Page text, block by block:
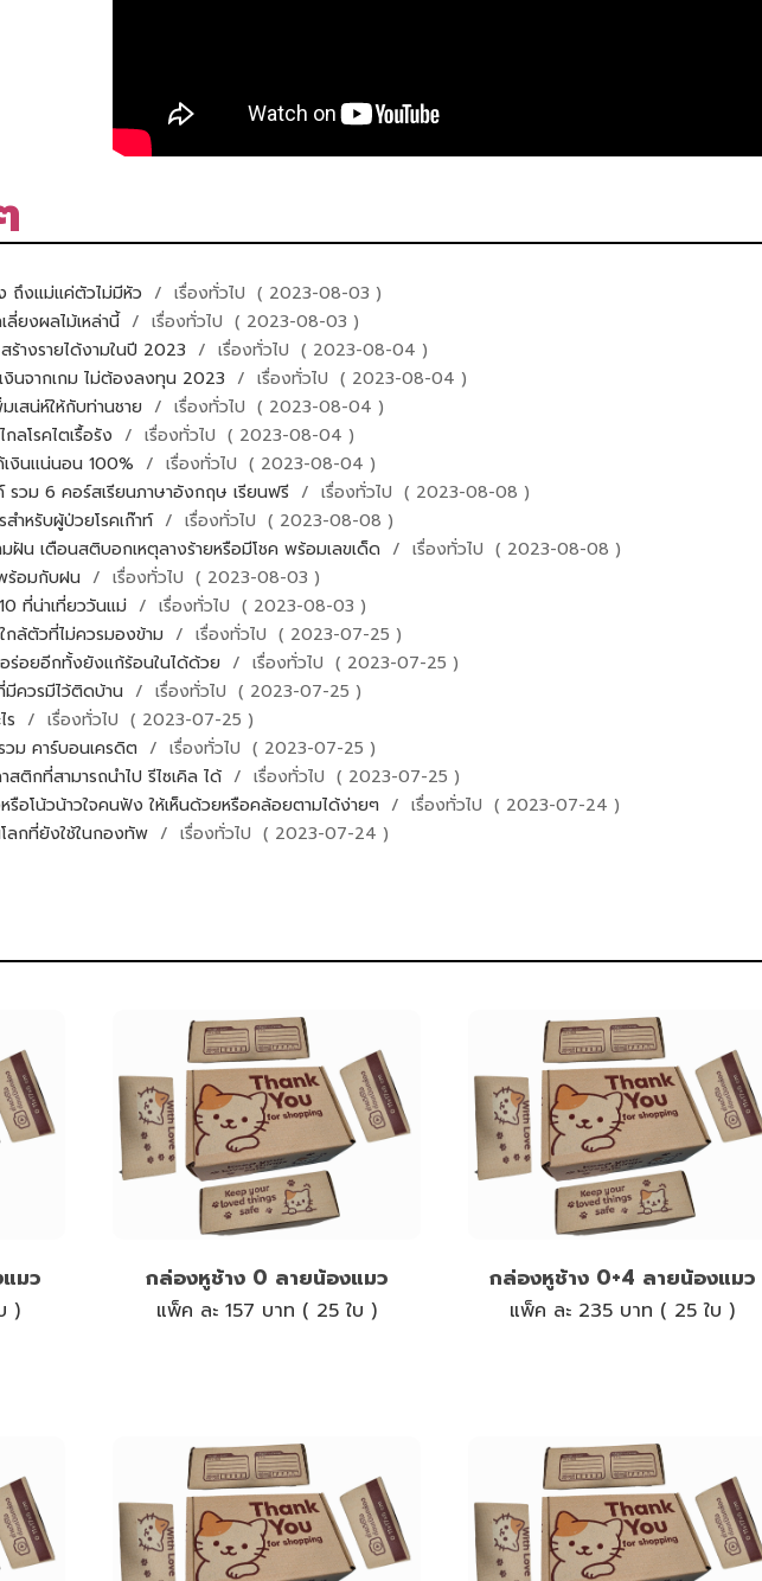
ถึงแม่แค่ตัวไม่มีหัว / เรื่องทั่วไป ( 2023-08-03 )
ยงผลไม้เหล่านี้ / เรื่องทั่วไป ( 2023-08-03 )
ร้างรายได้งามในปี 2023 / เรื่องทั่วไป ( 2023-08-04 )
งินจากเกม ไม่ต้องลงทุน 2023 / เรื่องทั่วไป ( 2023-08-04 )
เสน่ห์ให้กับท่านชาย / เรื่องทั่วไป ( 2023-08-04 )
ลโรคไตเรื้อรัง / เรื่องทั่วไป ( 2023-08-04 )
งินเเน่นอน 100% / เรื่องทั่วไป ( 2023-08-04 )
รวม 6 คอร์สเรียนภาษาอังกฤษ เรียนฟรี / เรื่องทั่วไป ( 2023-08-08 )
ำหรับผู้ป่วยโรคเก๊าท์ / เรื่องทั่วไป ( 2023-08-08 )
ฝัน เตือนสติบอกเหตุลางร้ายหรือมีโชค พร้อมเลขเด็ด / เรื่องทั่วไป ( 2023-08-08 )
ร้อมกับฝน / เรื่องทั่วไป ( 2023-08-03 )
ที่น่าเที่ยววันแม่ / เรื่องทั่วไป ( 2023-08-03 )
กล้ตัวที่ไม่ควรมองข้าม / เรื่องทั่วไป ( 2023-07-25 )
ร่อยอีกทั้งยังแก้ร้อนในได้ด้วย / เรื่องทั่วไป ( 2023-07-25 )
ควรมีไว้ติดบ้าน / เรื่องทั่วไป ( 2023-07-25 )
ร / เรื่องทั่วไป ( 2023-07-25 )
วม คาร์บอนเครดิต / เรื่องทั่วไป ( 2023-07-25 )
กที่สามารถนำไป รีไซเคิล ได้ / เรื่องทั่วไป ( 2023-07-25 )
รือโน้วน้าวใจคนฟัง ให้เห็นด้วยหรือคล้อยตามได้ง่ายๆ / เรื่องทั่วไป ( 2023-07-24 )
โลกที่ยังใช้ในกองทัพ / เรื่องทั่วไป ( 2023-07-24 )
มว
)
กล่องหูช้าง 0 ลายน้องแมว
แพ็ค ละ 157 บาท ( 25 ใบ )
กล่องหูช้าง 0+4 ลายน้องแมว
แพ็ค ละ 235 บาท ( 25 ใบ )